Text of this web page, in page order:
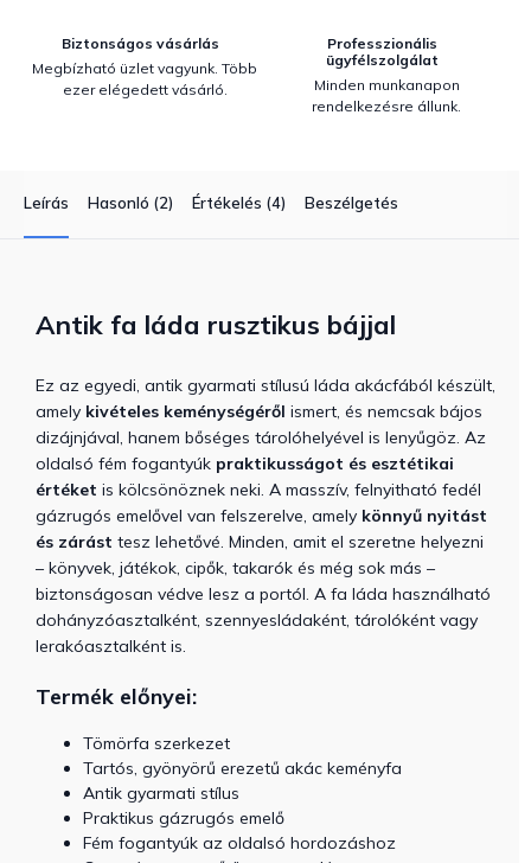
Biztonságos vásárlás
Megbízható üzlet vagyunk. Több
ezer elégedett vásárló.
Professzionális
ügyfélszolgálat
Minden munkanapon
rendelkezésre állunk.
Leírás Hasonló (2) Értékelés (4) Beszélgetés
Antik fa láda rusztikus bájjal
Ez az egyedi, antik gyarmati stílusú láda akácfából készült,
amely kivételes keménységéről ismert, és nemcsak bájos
dizájnjával, hanem bőséges tárolóhelyével is lenyűgöz. Az
oldalsó fém fogantyúk praktikusságot és esztétikai
értéket is kölcsönöznek neki. A masszív, felnyitható fedél
gázrugós emelővel van felszerelve, amely könnyű nyitást
és zárást tesz lehetővé. Minden, amit el szeretne helyezni
– könyvek, játékok, cipők, takarók és még sok más –
biztonságosan védve lesz a portól. A fa láda használható
dohányzóasztalként, szennyesládaként, tárolóként vagy
lerakóasztalként is.
Termék előnyei:
Tömörfa szerkezet
Tartós, gyönyörű erezetű akác keményfa
Antik gyarmati stílus
Praktikus gázrugós emelő
Fém fogantyúk az oldalsó hordozáshoz